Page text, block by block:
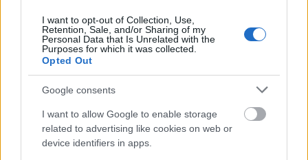
I want to opt-out of Collection, Use,
Retention, Sale, and/or Sharing of my
Personal Data that Is Unrelated with the
Purposes for which it was collected.
Opted Out
Google consents
I want to allow Google to enable storage
related to advertising like cookies on web or
device identifiers in apps.
pierdem pana la trei sferturi
din apa din organism, pur si
simplu prin transpiratie si urina. Iar apa este
implicata in toate procesele importante din
organism. La nivelul pielii, apa actioneaza ca o
sursa interna si continua de hidratare.
Mentine
pielea supla, ferma si radioasa, prevenind
imbatranirea.Asa ca bea apa zilnic si